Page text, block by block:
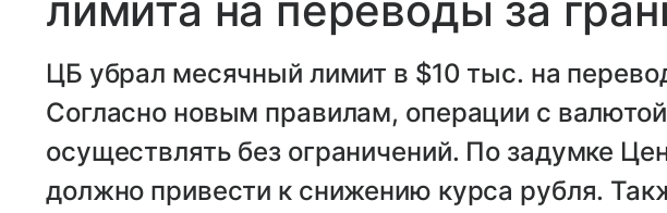
ЦБ убрал месячный лимит в $10 тыс. на
Согласно новым правилам, операции с
осуществлять без ограничений. По задумке
должно привести к снижению курса рубля.